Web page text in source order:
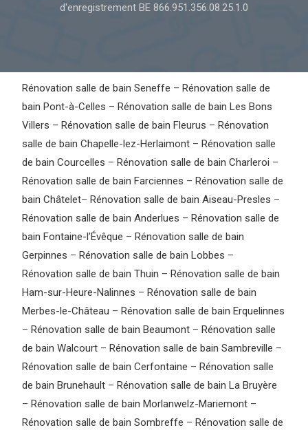
d'enregistrement BE 866.951.356.08.25.1.0
Rénovation salle de bain Seneffe –Rénovation salle de
bain Pont-à-Celles –Rénovation salle de bain Les Bons
Villers –Rénovation salle de bain Fleurus –Rénovation
salle de bain Chapelle-lez-Herlaimont –Rénovation salle
de bain Courcelles –Rénovation salle de bain Charleroi –
Rénovation salle de bain Farciennes –Rénovation salle de
bain Châtelet–Rénovation salle de bain Aiseau-Presles –
Rénovation salle de bain Anderlues –Rénovation salle de
bain Fontaine-l’Évêque –Rénovation salle de bain
Gerpinnes –Rénovation salle de bain Lobbes –
Rénovation salle de bain Thuin –Rénovation salle de bain
Ham-sur-Heure-Nalinnes –Rénovation salle de bain
Merbes-le-Château –Rénovation salle de bain Erquelinnes
–Rénovation salle de bain Beaumont –Rénovation salle
de bain Walcourt –Rénovation salle de bain Sambreville –
Rénovation salle de bain Cerfontaine –Rénovation salle
de bain Brunehault –Rénovation salle de bain La Bruyère
–Rénovation salle de bain Morlanwelz-Mariemont –
Rénovation salle de bain Sombreffe –Rénovation salle de